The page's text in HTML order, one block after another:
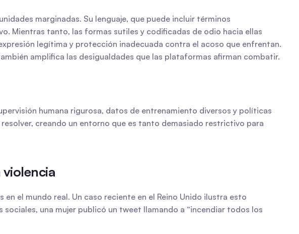
marginadas. Su lenguaje, que puede incluir términos
Mientras tanto, las formas sutiles y codificadas de odio hacia ellas
legítima y protección inadecuada contra el acoso que enfrentan.
amplifica las desigualdades que las plataformas afirman combatir.
humana rigurosa, datos de entrenamiento diversos y políticas
creando un entorno que es tanto demasiado restrictivo para
violencia
el mundo real. Un caso reciente en el Reino Unido ilustra esto
una mujer publicó un tweet llamando a “incendiar todos los